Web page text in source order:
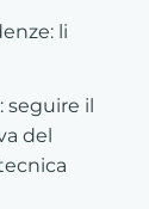
li
seguire il
del